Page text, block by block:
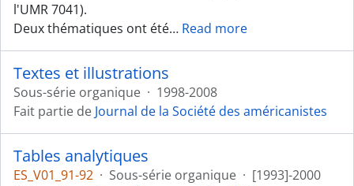
l'UMR 7041).
Deux thématiques ont été… Read more
Textes et illustrations
Sous-série organique · 1998-2008
Fait partie de Journal de la Société des américanistes
Tables analytiques
ES_V01_91-92 · Sous-série organique · [1993]-2000